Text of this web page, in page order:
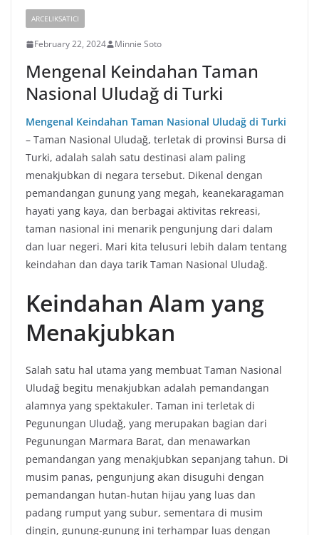
ARCELIKSATICI
February 22, 2024 Minnie Soto
Mengenal Keindahan Taman
Nasional Uludağ di Turki
Mengenal Keindahan Taman Nasional Uludağ di Turki
– Taman Nasional Uludağ, terletak di provinsi Bursa di
Turki, adalah salah satu destinasi alam paling
menakjubkan di negara tersebut. Dikenal dengan
pemandangan gunung yang megah, keanekaragaman
hayati yang kaya, dan berbagai aktivitas rekreasi,
taman nasional ini menarik pengunjung dari dalam
dan luar negeri. Mari kita telusuri lebih dalam tentang
keindahan dan daya tarik Taman Nasional Uludağ.
Keindahan Alam yang
Menakjubkan
Salah satu hal utama yang membuat Taman Nasional
Uludağ begitu menakjubkan adalah pemandangan
alamnya yang spektakuler. Taman ini terletak di
Pegunungan Uludağ, yang merupakan bagian dari
Pegunungan Marmara Barat, dan menawarkan
pemandangan yang menakjubkan sepanjang tahun. Di
musim panas, pengunjung akan disuguhi dengan
pemandangan hutan-hutan hijau yang luas dan
padang rumput yang subur, sementara di musim
dingin, gunung-gunung ini terhampar luas dengan